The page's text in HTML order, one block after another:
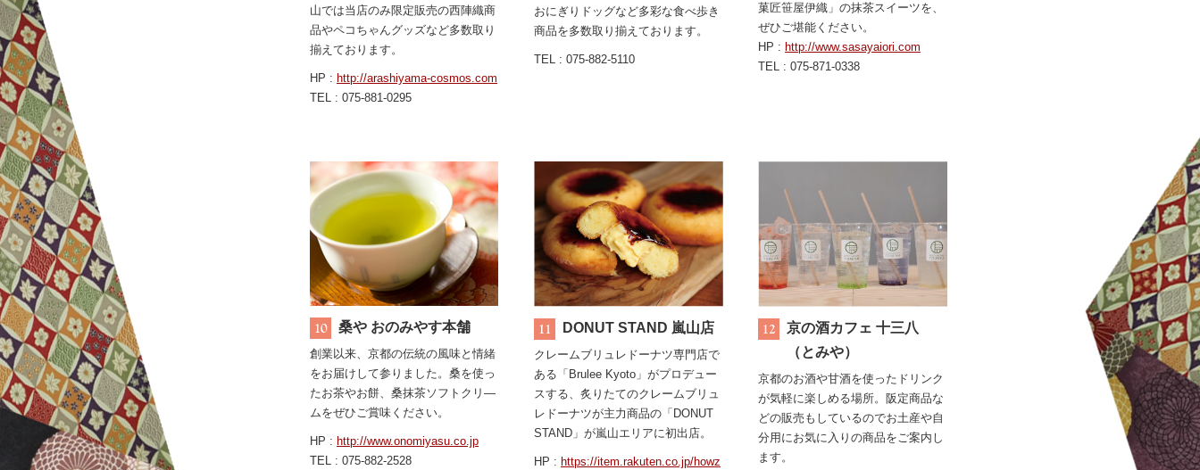
山では当店のみ限定販売の西陣織商
品やペコちゃんグッズなど多数取り
揃えております。
HP : http://arashiyama-cosmos.com
TEL : 075-881-0295
おにぎりドッグなど多彩な食べ歩き
商品を多数取り揃えております。
TEL : 075-882-5110
菓匠笹屋伊織」の抹茶スイーツを、
ぜひご堪能ください。
HP : http://www.sasayaiori.com
TEL : 075-871-0338
桑や おのみやす本舗
創業以来、京都の伝統の風味と情緒
をお届けして参りました。桑を使っ
たお茶やお餅、桑抹茶ソフトクリ―
ムをぜひご賞味ください。
HP : http://www.onomiyasu.co.jp
TEL : 075-882-2528
DONUT STAND 嵐山店
クレームブリュレドーナツ専門店で
ある「Brulee Kyoto」がプロデュー
スする、炙りたてのクレームブリュ
レドーナツが主力商品の「DONUT
STAND」が嵐山エリアに初出店。
HP : https://item.rakuten.co.jp/howz
京の酒カフェ 十三八
（とみや）
京都のお酒や甘酒を使ったドリンク
が気軽に楽しめる場所。阪定商品な
どの販売もしているのでお土産や自
分用にお気に入りの商品をご案内し
ます。